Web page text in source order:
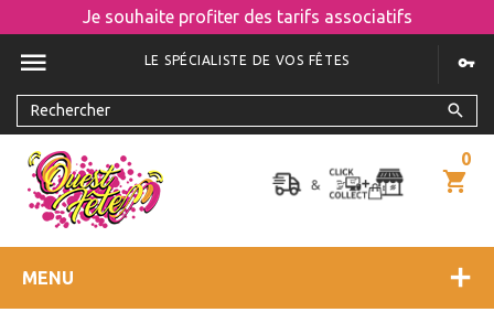
Je souhaite profiter des tarifs associatifs
LE SPÉCIALISTE DE VOS FÊTES
0
MENU